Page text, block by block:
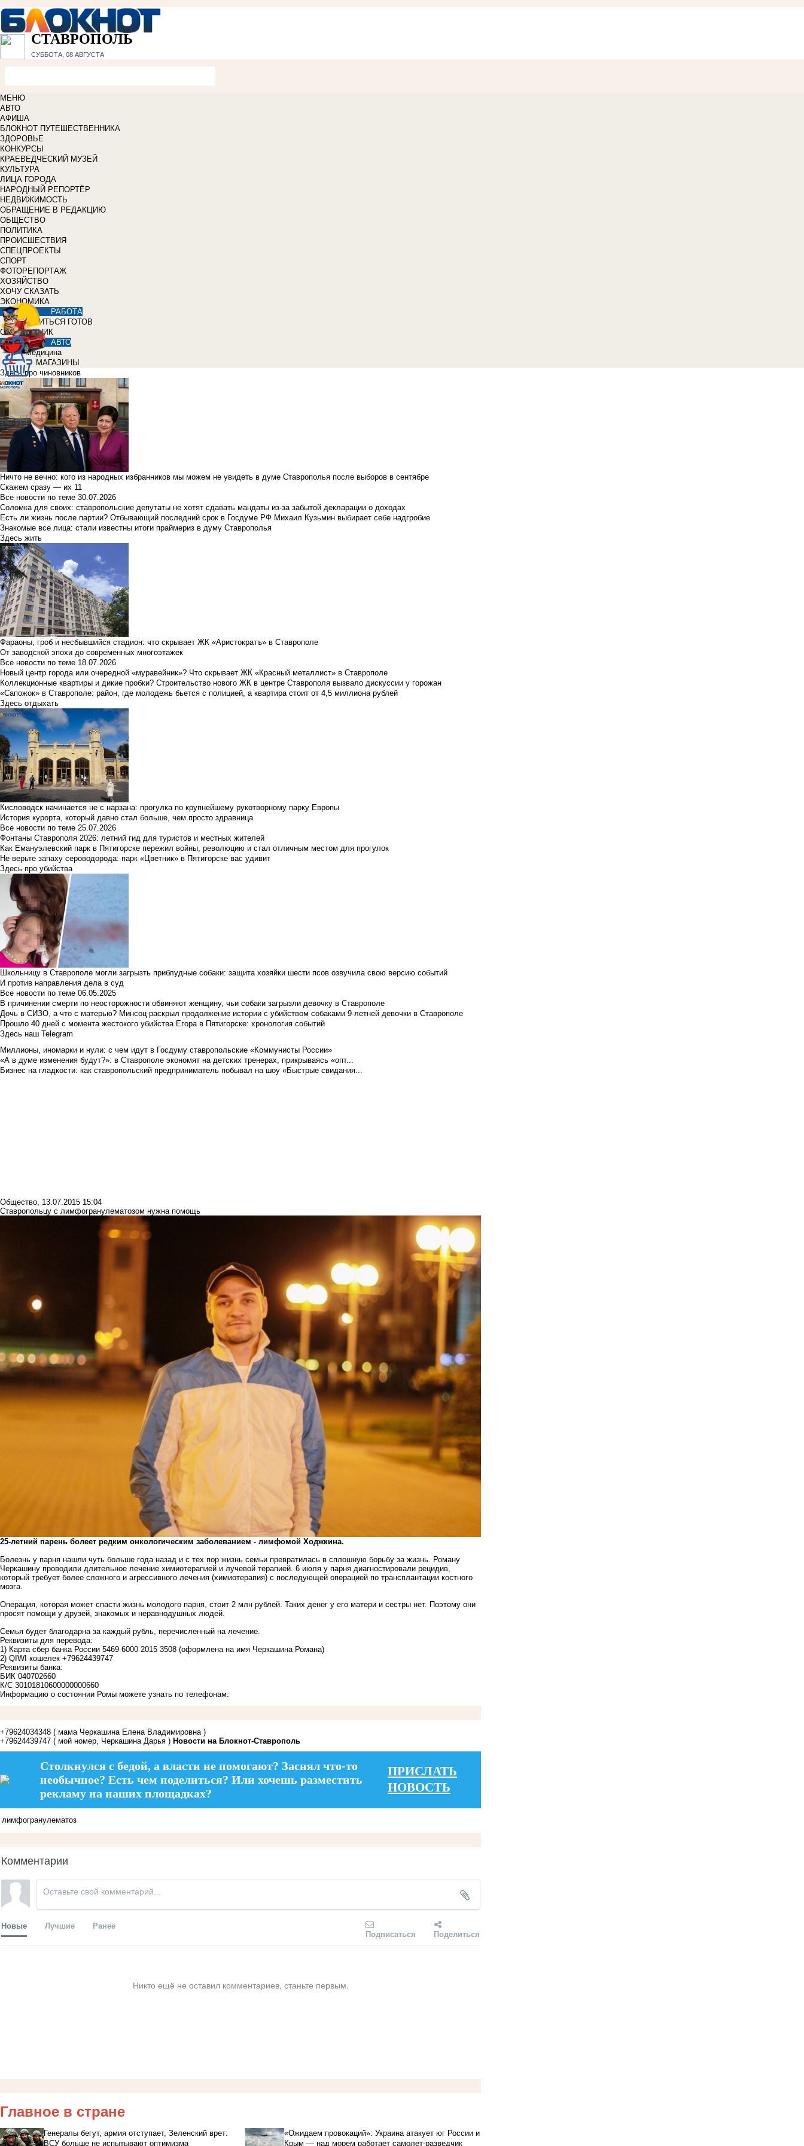
СТАВРОПОЛЬ
СУББОТА, 08 АВГУСТА
МЕНЮ
АВТО
АФИША
БЛОКНОТ ПУТЕШЕСТВЕННИКА
ЗДОРОВЬЕ
КОНКУРСЫ
КРАЕВЕДЧЕСКИЙ МУЗЕЙ
КУЛЬТУРА
ЛИЦА ГОРОДА
НАРОДНЫЙ РЕПОРТЁР
НЕДВИЖИМОСТЬ
ОБРАЩЕНИЕ В РЕДАКЦИЮ
ОБЩЕСТВО
ПОЛИТИКА
ПРОИСШЕСТВИЯ
СПЕЦПРОЕКТЫ
СПОРТ
ФОТОРЕПОРТАЖ
ХОЗЯЙСТВО
ХОЧУ СКАЗАТЬ
ЭКОНОМИКА
РАБОТА
УЧИТЬСЯ ГОТОВ
СПРАВОЧНИК
АВТО
Медицина
МАГАЗИНЫ
Здесь про чиновников
Ничто не вечно: кого из народных избранников мы можем не увидеть в думе Ставрополья после выборов в сентябре
Скажем сразу — их 11
Все новости по теме 30.07.2026
Соломка для своих: ставропольские депутаты не хотят сдавать мандаты из-за забытой декларации о доходах
Есть ли жизнь после партии? Отбывающий последний срок в Госдуме РФ Михаил Кузьмин выбирает себе надгробие
Знакомые все лица: стали известны итоги праймериз в думу Ставрополья
Здесь жить
Фараоны, гроб и несбывшийся стадион: что скрывает ЖК «Аристократъ» в Ставрополе
От заводской эпохи до современных многоэтажек
Все новости по теме 18.07.2026
Новый центр города или очередной «муравейник»? Что скрывает ЖК «Красный металлист» в Ставрополе
Коллекционные квартиры и дикие пробки? Строительство нового ЖК в центре Ставрополя вызвало дискуссии у горожан
«Сапожок» в Ставрополе: район, где молодежь бьется с полицией, а квартира стоит от 4,5 миллиона рублей
Здесь отдыхать
Кисловодск начинается не с нарзана: прогулка по крупнейшему рукотворному парку Европы
История курорта, который давно стал больше, чем просто здравница
Все новости по теме 25.07.2026
Фонтаны Ставрополя 2026: летний гид для туристов и местных жителей
Как Емануэлевский парк в Пятигорске пережил войны, революцию и стал отличным местом для прогулок
Не верьте запаху сероводорода: парк «Цветник» в Пятигорске вас удивит
Здесь про убийства
Школьницу в Ставрополе могли загрызть приблудные собаки: защита хозяйки шести псов озвучила свою версию событий
И против направления дела в суд
Все новости по теме 06.05.2025
В причинении смерти по неосторожности обвиняют женщину, чьи собаки загрызли девочку в Ставрополе
Дочь в СИЗО, а что с матерью? Минсоц раскрыл продолжение истории с убийством собаками 9-летней девочки в Ставрополе
Прошло 40 дней с момента жестокого убийства Егора в Пятигорске: хронология событий
Здесь наш Telegram
Миллионы, иномарки и нули: с чем идут в Госдуму ставропольские «Коммунисты России»
«А в думе изменения будут?»: в Ставрополе экономят на детских тренерах, прикрываясь «опт...
Бизнес на гладкости: как ставропольский предприниматель побывал на шоу «Быстрые свидания...
Общество, 13.07.2015 15:04
Ставропольцу с лимфогранулематозом нужна помощь
25-летний парень болеет редким онкологическим заболеванием - лимфомой Ходжкина.
Болезнь у парня нашли чуть больше года назад и с тех пор жизнь семьи превратилась в сплошную борьбу за жизнь. Роману
Черкашину проводили длительное лечение химиотерапией и лучевой терапией. 6 июля у парня диагностировали рецидив,
который требует более сложного и агрессивного лечения (химиотерапия) с последующей операцией по трансплантации костного
мозга.
Операция, которая может спасти жизнь молодого парня, стоит 2 млн рублей. Таких денег у его матери и сестры нет. Поэтому они
просят помощи у друзей, знакомых и неравнодушных людей.
Семья будет благодарна за каждый рубль, перечисленный на лечение.
Реквизиты для перевода:
1) Карта сбер банка России 5469 6000 2015 3508 (оформлена на имя Черкашина Романа)
2) QIWI кошелек +79624439747
Реквизиты банка:
БИК 040702660
К/С 30101810600000000660
Информацию о состоянии Ромы можете узнать по телефонам:
+79624034348 ( мама Черкашина Елена Владимировна )
+79624439747 ( мой номер, Черкашина Дарья ) Новости на Блoкнoт-Ставрополь
Столкнулся с бедой, а власти не помогают? Заснял что-то
необычное? Есть чем поделиться? Или хочешь разместить
рекламу на наших площадках?
ПРИСЛАТЬ
НОВОСТЬ
лимфогранулематоз
Комментарии
Новые Лучшие Ранее
Подписаться Поделиться
Никто ещё не оставил комментариев, станьте первым.
Главное в стране
Генералы бегут, армия отступает, Зеленский врет:
ВСУ больше не испытывают оптимизма
«Ожидаем провокаций»: Украина атакует юг России и
Крым — над морем работает самолет-разведчик